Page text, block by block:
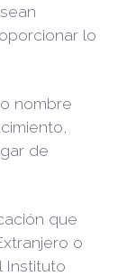
lo
nombre
de
que
o
Instituto